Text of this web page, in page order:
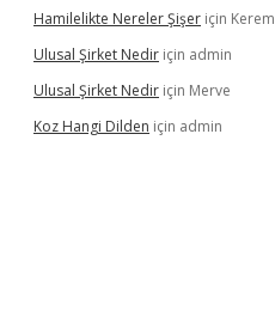
Hamilelikte Nereler Şişer için Kerem
Ulusal Şirket Nedir için admin
Ulusal Şirket Nedir için Merve
Koz Hangi Dilden için admin